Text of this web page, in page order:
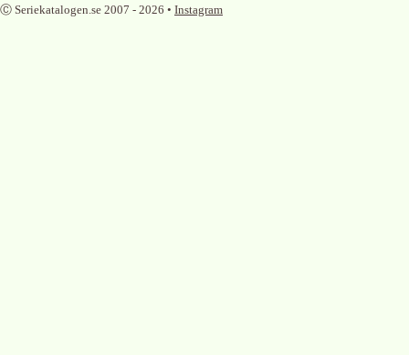
Ⓒ Seriekatalogen.se 2007 - 2026 • Instagram